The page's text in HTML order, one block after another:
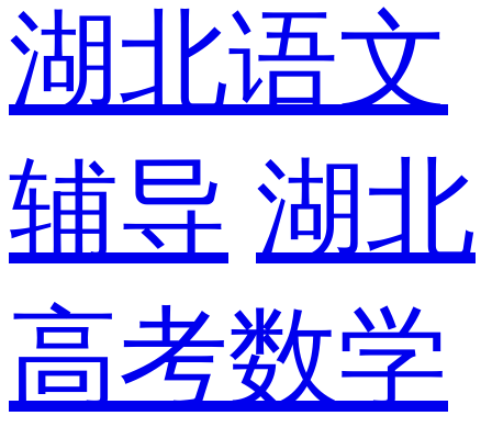
湖北语文
辅导 湖北
高考数学